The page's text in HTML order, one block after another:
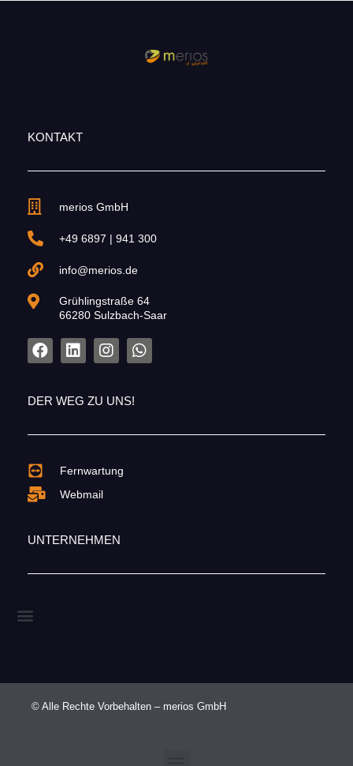
KONTAKT
merios GmbH
+49 6897 | 941 300
info@merios.de
Grühlingstraße 64
66280 Sulzbach-Saar
DER WEG ZU UNS!
Fernwartung
Webmail
UNTERNEHMEN
© Alle Rechte Vorbehalten – merios GmbH